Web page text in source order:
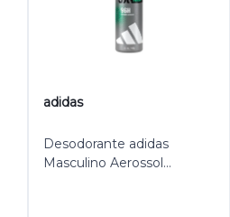
adidas
Desodorante adidas
Masculino Aerossol